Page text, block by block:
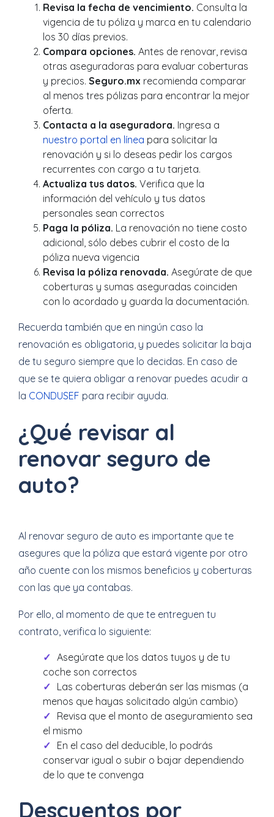
Revisa la fecha de vencimiento. Consulta la
vigencia de tu póliza y marca en tu calendario
los 30 días previos.
Compara opciones. Antes de renovar, revisa
otras aseguradoras para evaluar coberturas
y precios. Seguro.mx recomienda comparar
al menos tres pólizas para encontrar la mejor
oferta.
Contacta a la aseguradora. Ingresa a
nuestro portal en línea para solicitar la
renovación y si lo deseas pedir los cargos
recurrentes con cargo a tu tarjeta.
Actualiza tus datos. Verifica que la
información del vehículo y tus datos
personales sean correctos
Paga la póliza. La renovación no tiene costo
adicional, sólo debes cubrir el costo de la
póliza nueva vigencia
Revisa la póliza renovada. Asegúrate de que
coberturas y sumas aseguradas coinciden
con lo acordado y guarda la documentación.
Recuerda también que en ningún caso la
renovación es obligatoria, y puedes solicitar la baja
de tu seguro siempre que lo decidas. En caso de
que se te quiera obligar a renovar puedes acudir a
la CONDUSEF para recibir ayuda.
¿Qué revisar al
renovar seguro de
auto?
Al renovar seguro de auto es importante que te
asegures que la póliza que estará vigente por otro
año cuente con los mismos beneficios y coberturas
con las que ya contabas.
Por ello, al momento de que te entreguen tu
contrato, verifica lo siguiente:
Asegúrate que los datos tuyos y de tu
coche son correctos
Las coberturas deberán ser las mismas (a
menos que hayas solicitado algún cambio)
Revisa que el monto de aseguramiento sea
el mismo
En el caso del deducible, lo podrás
conservar igual o subir o bajar dependiendo
de lo que te convenga
Descuentos por